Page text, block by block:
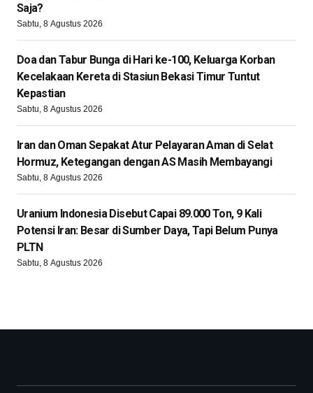
Saja?
Sabtu, 8 Agustus 2026
Doa dan Tabur Bunga di Hari ke-100, Keluarga Korban
Kecelakaan Kereta di Stasiun Bekasi Timur Tuntut
Kepastian
Sabtu, 8 Agustus 2026
Iran dan Oman Sepakat Atur Pelayaran Aman di Selat
Hormuz, Ketegangan dengan AS Masih Membayangi
Sabtu, 8 Agustus 2026
Uranium Indonesia Disebut Capai 89.000 Ton, 9 Kali
Potensi Iran: Besar di Sumber Daya, Tapi Belum Punya
PLTN
Sabtu, 8 Agustus 2026